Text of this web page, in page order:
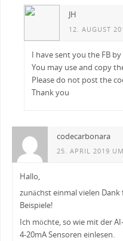
JH
12. AUGUST
I have sent you the FB by
You may use and copy
Please do not post the
Thank you
codecarbonara
25. APRIL 2019
Hallo,
zunächst einmal vielen
Beispiele!
Ich möchte, so wie mit der
4-20mA Sensoren einlesen.